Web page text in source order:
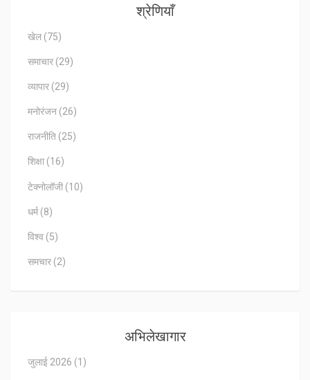
श्रेणियाँ
खेल (75)
समाचार (29)
व्यापार (29)
मनोरंजन (26)
राजनीति (25)
शिक्षा (16)
टेक्नोलॉजी (10)
धर्म (8)
विश्व (5)
समचार (2)
अभिलेखागार
जुलाई 2026 (1)